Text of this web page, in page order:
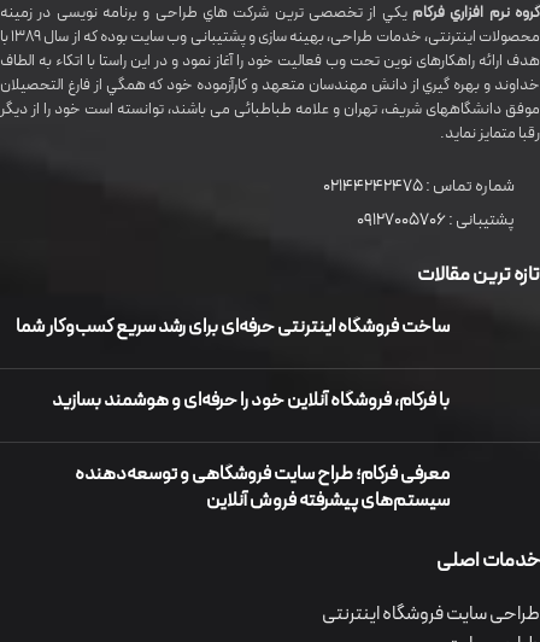
گروه نرم افزاري فرکام يکي از تخصصی ترين شرکت هاي طراحی و برنامه نویسی در زمینه
محصولات اینترنتی، خدمات طراحی، بهینه سازی و پشتیبانی وب سایت بوده که از سال 1389 با
هدف ارائه راهکارهای نوین تحت وب فعالیت خود را آغاز نمود و در این راستا با اتکاء به الطاف
خداوند و بهره گيري از دانش مهندسان متعهد و کارآزموده خود که همگي از فارغ التحصیلان
موفق دانشگاههای شريف، تهران و علامه طباطبائی می باشند، توانسته است خود را از دیگر
رقبا متمایز نماید.
شماره تماس :02144242475
پشتیبانی :09127005706
تازه ترین مقالات
ساخت فروشگاه اینترنتی حرفه‌ای برای رشد سریع کسب‌وکار شما
با فرکام، فروشگاه آنلاین خود را حرفه‌ای و هوشمند بسازید
معرفی فرکام؛ طراح سایت فروشگاهی و توسعه‌دهنده
سیستم‌های پیشرفته فروش آنلاین
خدمات اصلی
طراحی سایت فروشگاه اینترنتی